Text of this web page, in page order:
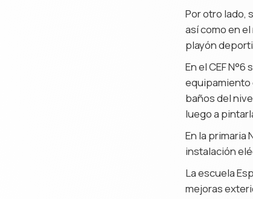
Por otro lado,
así como en
playón
En el CEF
equipamiento
baños del
luego a
En la primaria
instalación
La escuela
mejoras